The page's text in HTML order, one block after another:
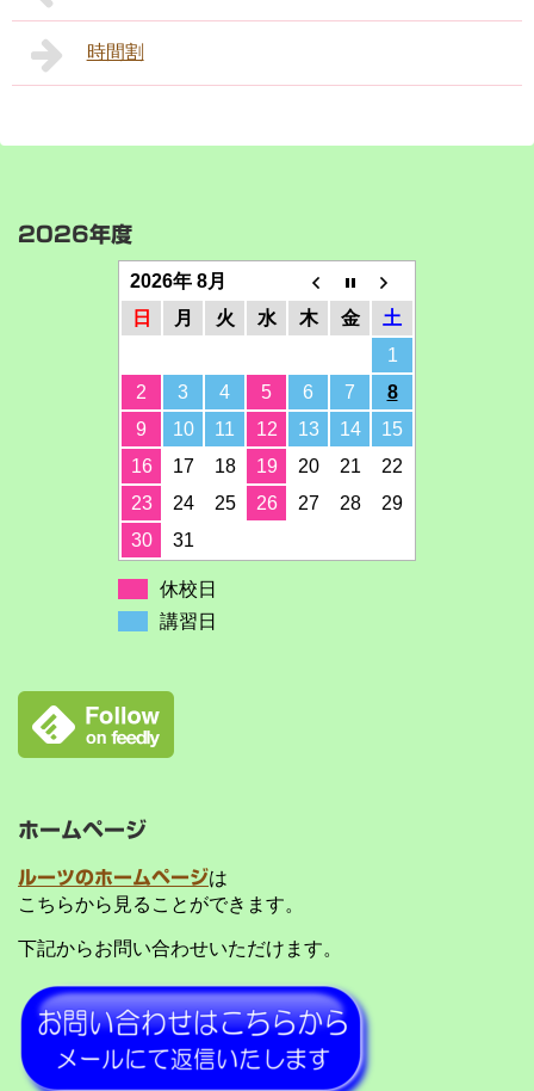
時間割
2026年度
2026年 8月
日
月 火 水 木 金
土
1
2
3 4 5 6 7
8
9
10 11 12 13 14
15
16
17 18 19 20 21
22
23
24 25 26 27 28
29
30
31
休校日
講習日
ホームページ
ルーツのホームページは
こちらから見ることができます。
下記からお問い合わせいただけます。